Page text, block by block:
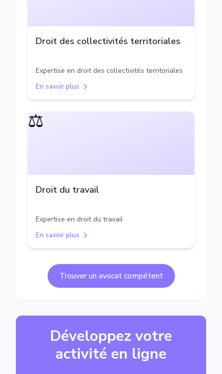
Droit des collectivités territoriales
Expertise en droit des collectivités territoriales
En savoir plus
⚖️
Droit du travail
Expertise en droit du travail
En savoir plus
Trouver un avocat compétent
Développez votre
activité en ligne